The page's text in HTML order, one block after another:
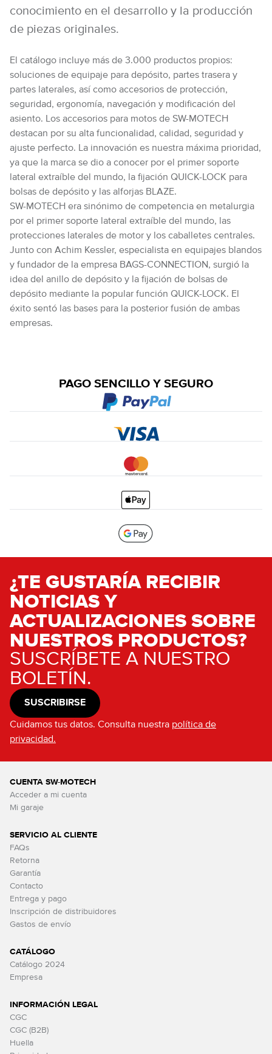
conocimiento en el desarrollo y la producción
de piezas originales.
El catálogo incluye más de 3.000 productos propios:
soluciones de equipaje para depósito, partes trasera y
partes laterales, así como accesorios de protección,
seguridad, ergonomía, navegación y modificación del
asiento. Los accesorios para motos de SW-MOTECH
destacan por su alta funcionalidad, calidad, seguridad y
ajuste perfecto. La innovación es nuestra máxima prioridad,
ya que la marca se dio a conocer por el primer soporte
lateral extraíble del mundo, la fijación QUICK-LOCK para
bolsas de depósito y las alforjas BLAZE.
SW-MOTECH era sinónimo de competencia en metalurgia
por el primer soporte lateral extraíble del mundo, las
protecciones laterales de motor y los caballetes centrales.
Junto con Achim Kessler, especialista en equipajes blandos
y fundador de la empresa BAGS-CONNECTION, surgió la
idea del anillo de depósito y la fijación de bolsas de
depósito mediante la popular función QUICK-LOCK. El
éxito sentó las bases para la posterior fusión de ambas
empresas.
PAGO SENCILLO Y SEGURO
¿TE GUSTARÍA RECIBIR
NOTICIAS Y
ACTUALIZACIONES SOBRE
NUESTROS PRODUCTOS?
SUSCRÍBETE A NUESTRO
BOLETÍN.
SUSCRIBIRSE
Cuidamos tus datos. Consulta nuestra política de
privacidad.
CUENTA SW-MOTECH
Acceder a mi cuenta
Mi garaje
SERVICIO AL CLIENTE
FAQs
Retorna
Garantía
Contacto
Entrega y pago
Inscripción de distribuidores
Gastos de envío
CATÁLOGO
Catálogo 2024
Empresa
INFORMACIÓN LEGAL
CGC
CGC (B2B)
Huella